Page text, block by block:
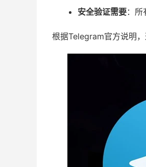
安全验证需要：
根据Telegram官方说明